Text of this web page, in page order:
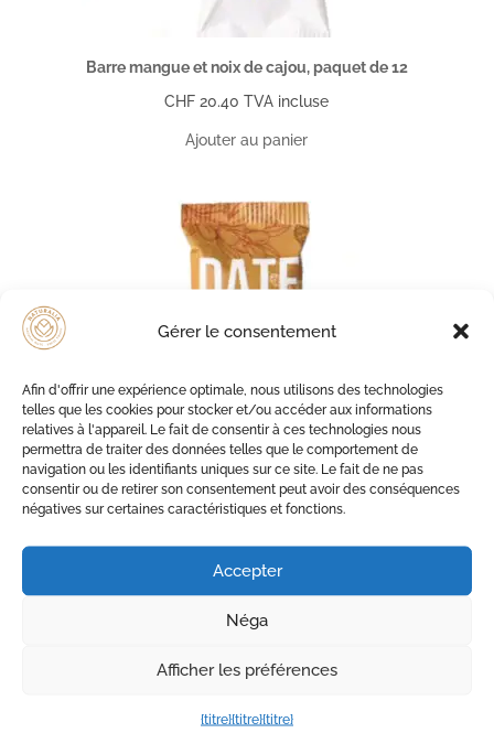
Gérer le consentement
Afin d'offrir une expérience optimale, nous utilisons des technologies
telles que les cookies pour stocker et/ou accéder aux informations
relatives à l'appareil. Le fait de consentir à ces technologies nous
permettra de traiter des données telles que le comportement de
navigation ou les identifiants uniques sur ce site. Le fait de ne pas
consentir ou de retirer son consentement peut avoir des conséquences
négatives sur certaines caractéristiques et fonctions.
Accepter
Néga
Afficher les préférences
{titre}{titre}{titre}
Barre mangue et noix de cajou, paquet de 12
CHF 20.40 TVA incluse
Ajouter au panier
Barre cacahuètes et baies de Goji, paquet de 12